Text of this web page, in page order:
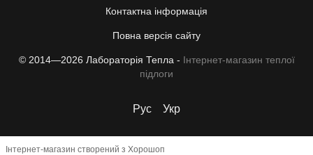
Контактна інформація
Повна версія сайту
© 2014—2026 Лабораторія Тепла - Інтернет-магазин теплої
підлоги
Рус Укр
Інтернет-магазин створений з Хорошоп